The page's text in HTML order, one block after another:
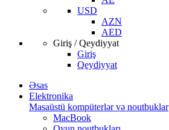
USD
AZN
AED
Giriş / Qeydiyyat
Giriş
Qeydiyyat
Əsas
Elektronika
Masaüstü kompüterlər və noutbuklar
MacBook